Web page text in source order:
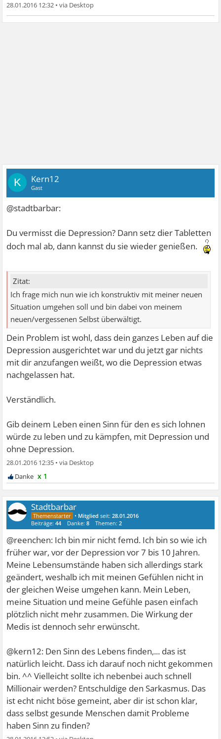
28.01.2016 12:32 •
K Kern12
Gast
@stadtbarbar:
Du vermisst die Depression? Dann setz dier Tabletten
doch mal ab, dann kannst du sie wieder genießen.
Zitat:
Ich frage mich nun wie ich konstruktiv mit meiner neuen
Situation umgehen soll und bin dabei von meinem
neuen/vergessenen Selbst überwältigt.
Dein Problem ist wohl, dass dein ganzes Leben auf die
Depression ausgerichtet war und du jetzt gar nichts
mit dir anzufangen weißt, wo die Depression etwas
nachgelassen hat.
Verständlich.
Gib deinem Leben einen Sinn für den es sich lohnen
würde zu leben und zu kämpfen, mit Depression und
ohne Depression.
28.01.2016 12:35 •
x 1
Stadtbarbar
• Mitglied seit:28.01.2016
Beiträge:44 Danke:8 Themen:2
@reenchen: Ich bin mir nicht femd. Ich bin so wie ich
früher war, vor der Depression vor 7 bis 10 Jahren.
Meine Lebensumstände haben sich allerdings stark
geändert, weshalb ich mit meinen Gefühlen nicht in
der gleichen Weise umgehen kann. Mein Leben,
meine Situation und meine Gefühle pasen einfach
plötzlich nicht mehr zusammen. Die Wirkung der
Medis ist dennoch sehr erwünscht.
@kern12: Den Sinn des Lebens finden,... das ist
natürlich leicht. Dass ich darauf noch nicht gekommen
bin. ^^ Vielleicht sollte ich nebenbei auch schnell
Millionair werden? Entschuldige den Sarkasmus. Das
ist echt nicht böse gemeint, aber dir ist schon klar,
dass selbst gesunde Menschen damit Probleme
haben Sinn zu finden?